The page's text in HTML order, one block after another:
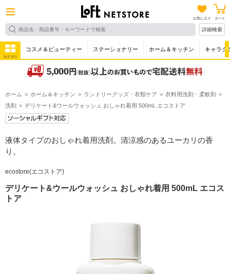
お気に入り カート
詳細検索
カテゴリ
コスメ＆ビューティー ステーショナリー ホーム＆キッチン キャラク
ホーム ホーム＆キッチン ランドリーグッズ・衣類ケア
衣料用洗剤・柔軟剤
洗剤
デリケート&ウールウォッシュ おしゃれ着用 500mL エコストア
液体タイプのおしゃれ着用洗剤。清涼感のあるユーカリの香
り。
ecostore(エコストア)
デリケート&ウールウォッシュ おしゃれ着用 500mL エコス
トア